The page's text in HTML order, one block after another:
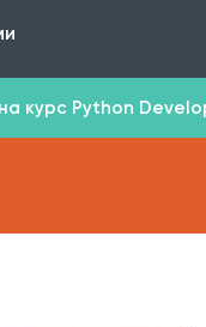
курс Python